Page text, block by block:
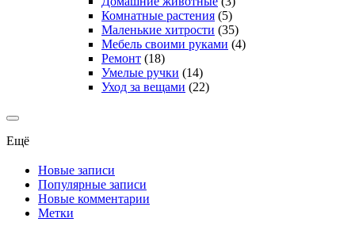
Комнатные растения (5)
Маленькие хитрости (35)
Мебель своими руками (4)
Ремонт (18)
Умелые ручки (14)
Уход за вещами (22)
Ещё
Новые записи
Популярные записи
Новые комментарии
Метки